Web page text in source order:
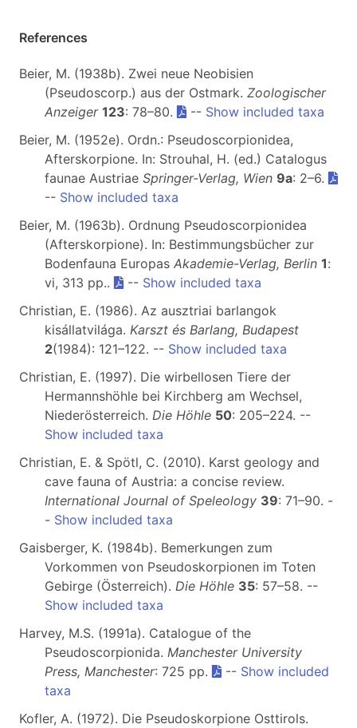
References
Beier, M. (1938b). Zwei neue Neobisien
(Pseudoscorp.) aus der Ostmark. Zoologischer
Anzeiger 123: 78–80. -- Show included taxa
Beier, M. (1952e). Ordn.: Pseudoscorpionidea,
Afterskorpione. In: Strouhal, H. (ed.) Catalogus
faunae Austriae Springer-Verlag, Wien 9a: 2–6.
-- Show included taxa
Beier, M. (1963b). Ordnung Pseudoscorpionidea
(Afterskorpione). In: Bestimmungsbücher zur
Bodenfauna Europas Akademie-Verlag, Berlin 1:
vi, 313 pp..
-- Show included taxa
Christian, E. (1986). Az ausztriai barlangok
kisállatvilága. Karszt és Barlang, Budapest
2(1984): 121–122. -- Show included taxa
Christian, E. (1997). Die wirbellosen Tiere der
Hermannshöhle bei Kirchberg am Wechsel,
Niederösterreich. Die Höhle 50: 205–224. --
Show included taxa
Christian, E. & Spötl, C. (2010). Karst geology and
cave fauna of Austria: a concise review.
International Journal of Speleology 39: 71–90. -
- Show included taxa
Gaisberger, K. (1984b). Bemerkungen zum
Vorkommen von Pseudoskorpionen im Toten
Gebirge (Österreich). Die Höhle 35: 57–58. --
Show included taxa
Harvey, M.S. (1991a). Catalogue of the
Pseudoscorpionida. Manchester University
Press, Manchester: 725 pp. -- Show included
taxa
Kofler, A. (1972). Die Pseudoskorpione Osttirols.